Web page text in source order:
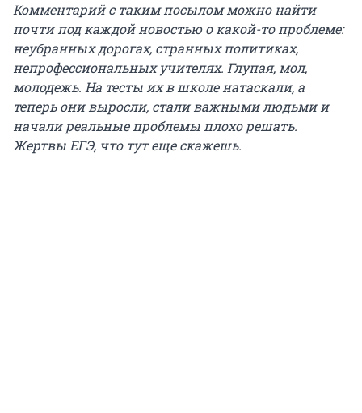
Комментарий с таким посылом можно найти
почти под каждой новостью о какой-то проблеме:
неубранных дорогах, странных политиках,
непрофессиональных учителях. Глупая, мол,
молодежь. На тесты их в школе натаскали, а
теперь они выросли, стали важными людьми и
начали реальные проблемы плохо решать.
Жертвы ЕГЭ, что тут еще скажешь.